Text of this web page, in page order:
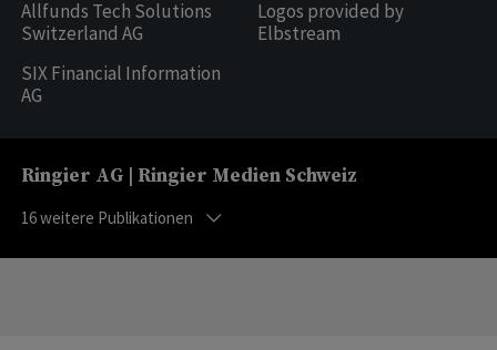
Allfunds Tech Solutions
Switzerland AG
SIX Financial Information
AG
Logos provided by
Elbstream
Ringier AG | Ringier Medien Schweiz
16weitere Publikationen